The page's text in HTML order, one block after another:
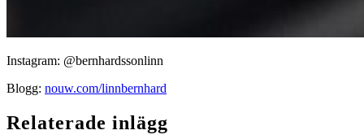
Instagram: @bernhardssonlinn
Blogg: nouw.com/linnbernhard
Relaterade inlägg